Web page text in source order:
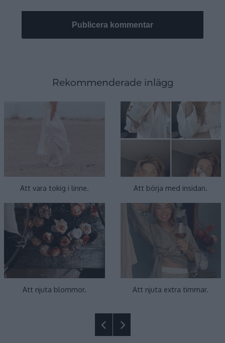
Rekommenderade inlägg
Att vara tokig i linne.
Att njuta blommor.
Att börja med insidan.
Att njuta extra timmar.